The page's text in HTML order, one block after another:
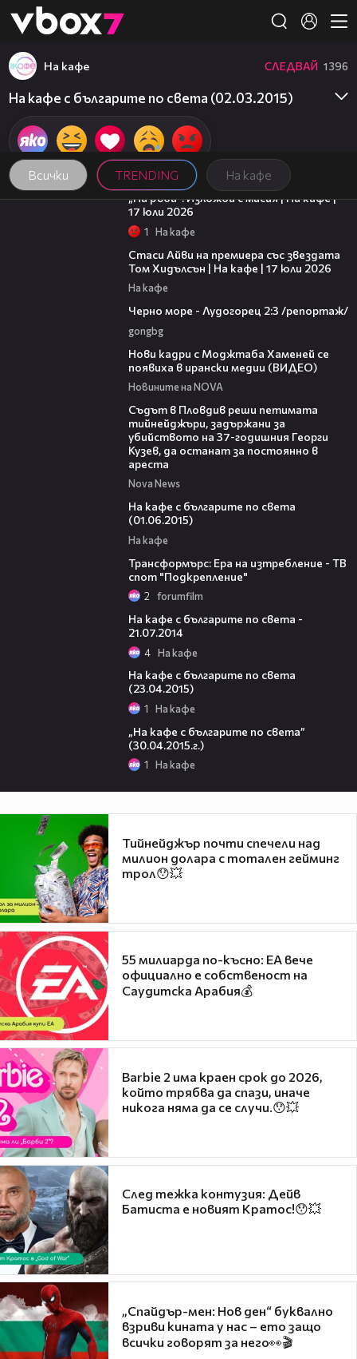
👾
Всички TRENDING На кафе
На кафе СЛЕДВАЙ 1396
На кафе с българите по света (02.03.2015)
09:09
„На ръба“: Изложба с мисия | На кафе |
17 юли 2026
1 На кафе
Стаси Айви на премиера със звездата
Том Хидълсън | На кафе | 17 юли 2026
На кафе
Черно море - Лудогорец 2:3 /репортаж/
gongbg
Нови кадри с Моджтаба Хаменей се
появиха в ирански медии (ВИДЕО)
Новините на NOVA
Съдът в Пловдив реши петимата
тийнейджъри, задържани за
убийството на 37-годишния Георги
Кузев, да останат за постоянно в
ареста
Nova News
На кафе с българите по света
(01.06.2015)
На кафе
Трансформърс: Ера на изтребление - ТВ
спот "Подкрепление"
2 forumfilm
На кафе с българите по света -
21.07.2014
4 На кафе
На кафе с българите по света
(23.04.2015)
1 На кафе
„На кафе с българите по света”
(30.04.2015.г.)
1 На кафе
Тийнейджър почти спечели над
милион долара с тотален гейминг
трол😯💥
55 милиарда по-късно: EA вече
официално е собственост на
Саудитска Арабия💰
Barbie 2 има краен срок до 2026,
който трябва да спази, иначе
никога няма да се случи.😯💥
След тежка контузия: Дейв
Батиста е новият Кратос!😯💥
„Спайдър-мен: Нов ден“ буквално
взриви кината у нас – ето защо
всички говорят за него👀🎬